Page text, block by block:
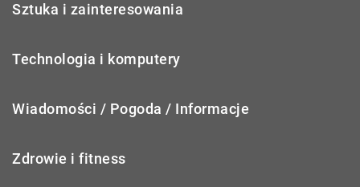
Sztuka i zainteresowania
Technologia i komputery
Wiadomości / Pogoda / Informacje
Zdrowie i fitness